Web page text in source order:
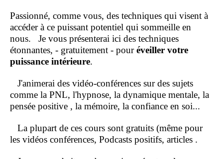
Passionné, comme vous, des techniques qui visent à
accéder à ce puissant potentiel qui sommeille en
nous. Je vous présenterai ici des techniques
étonnantes, - gratuitement - pouréveiller votre
puissance intérieure.
J'animerai des vidéo-conférences sur des sujets
comme la PNL, l'hypnose, la dynamique mentale, la
pensée positive , la mémoire, la confiance en soi...
La plupart de ces cours sont gratuits (même pour
les vidéos conférences, Podcasts positifs, articles .